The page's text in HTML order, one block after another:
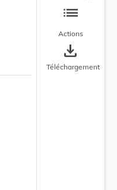
list
Actions
save_alt
Téléchargement